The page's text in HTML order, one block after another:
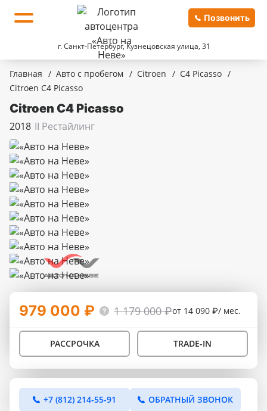
г. Санкт-Петербург, Кузнецовская улица, 31
Позвонить
Главная / Авто с пробегом / Citroen / C4 Picasso /
Citroen C4 Picasso
Citroen C4 Picasso
2018 II Рестайлинг
979 000 ₽ 1 179 000 ₽от 14 090 ₽/ мес.
РАССРОЧКА TRADE-IN
+7 (812) 214-55-91 ОБРАТНЫЙ ЗВОНОК